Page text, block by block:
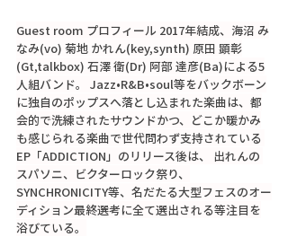
Guest room プロフィール 2017年結成、海沼 み
なみ(vo) 菊地 かれん(key,synth) 原田 顕彰
(Gt,talkbox) 石澤 衛(Dr) 阿部 達彦(Ba)による5
人組バンド。 Jazz•R&B•soul等をバックボーン
に独自のポップスへ落とし込まれた楽曲は、都
会的で洗練されたサウンドかつ、どこか暖かみ
も感じられる楽曲で世代問わず支持されている
EP「ADDICTION」のリリース後は、 出れんの
スパソニ、ビクターロック祭り、
SYNCHRONICITY等、名だたる大型フェスのオー
ディション最終選考に全て選出される等注目を
浴びている。